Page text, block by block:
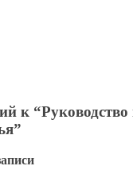
к “
”